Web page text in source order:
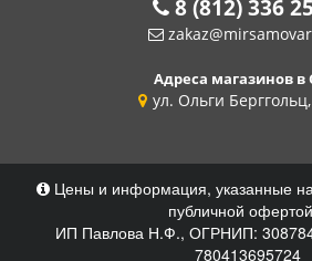
8 (812) 336
Адреса магазинов в
ул. Ольги
Цены и информация, указанные
публичной офертой
ИП Павлова Н.Ф., ОГРНИП:
780413695724